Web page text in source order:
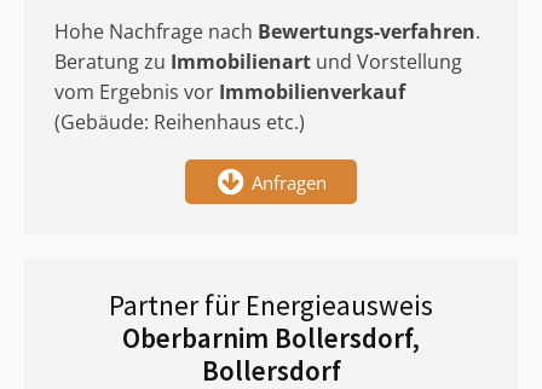
Hohe Nachfrage nach Bewertungs-verfahren.
Beratung zu Immobilienart und Vorstellung
vom Ergebnis vor Immobilienverkauf
(Gebäude: Reihenhaus etc.)
Anfragen
Partner für Energieausweis
Oberbarnim Bollersdorf,
Bollersdorf